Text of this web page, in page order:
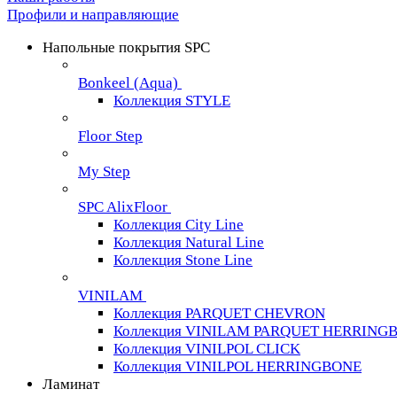
Профили и направляющие
Напольные покрытия SPC
Bonkeel (Aqua)
Коллекция STYLE
Floor Step
My Step
SPC AlixFloor
Коллекция City Line
Коллекция Natural Line
Коллекция Stone Line
VINILAM
Коллекция PARQUET CHEVRON
Коллекция VINILAM PARQUET
Коллекция VINILPOL CLICK
Коллекция VINILPOL HERRINGBONE
Ламинат